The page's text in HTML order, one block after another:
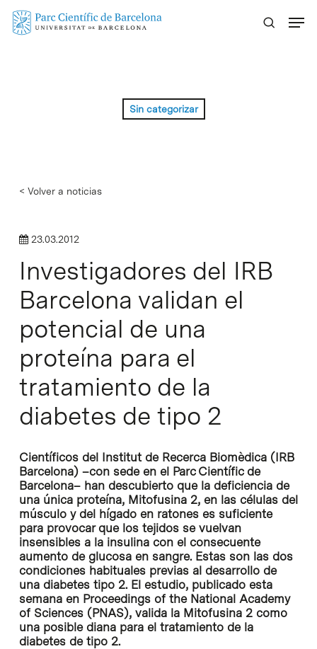
Skip
Sin categorizar
< Volver a noticias
23.03.2012
Investigadores del IRB
Barcelona validan el
potencial de una
proteína para el
tratamiento de la
diabetes de tipo 2
Científicos del Institut de Recerca Biomèdica (IRB
Barcelona) –con sede en el Parc Científic de
Barcelona– han descubierto que la deficiencia de
una única proteína, Mitofusina 2, en las células del
músculo y del hígado en ratones es suficiente
para provocar que los tejidos se vuelvan
insensibles a la insulina con el consecuente
aumento de glucosa en sangre. Estas son las dos
condiciones habituales previas al desarrollo de
una diabetes tipo 2. El estudio, publicado esta
semana en Proceedings of the National Academy
of Sciences (PNAS), valida la Mitofusina 2 como
una posible diana para el tratamiento de la
diabetes de tipo 2.